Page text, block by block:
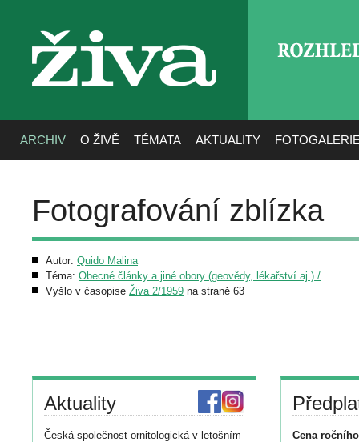
živa
ARCHIV O ŽIVĚ TÉMATA AKTUALITY
Fotografování zblízka
Autor: Quido Malina
Téma: Obecné články a jiné obory (geovědy, lékařství aj.) /
Vyšlo v časopise Živa 2/1959 na straně 63
Aktuality
Česká společnost ornitologická v letošním
Cena